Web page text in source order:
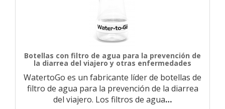
Botellas con filtro de agua para la prevención de
la diarrea del viajero y otras enfermedades
WatertoGo es un fabricante líder de botellas de
filtro de agua para la prevención de la diarrea
del viajero. Los filtros de agua…